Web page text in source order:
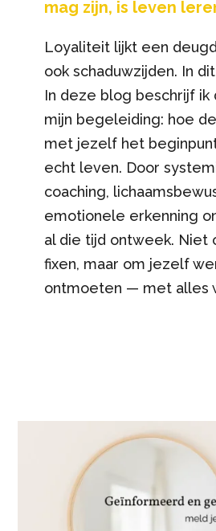
mag zijn, is leven
Loyaliteit lijkt een
ook schaduwzijden. In
In deze blog beschrijf ik
mijn begeleiding: hoe
met jezelf het
echt leven. Door
coaching,
emotionele erkenning
al die tijd ontweek. Niet
fixen, maar om jezelf
ontmoeten — met alles